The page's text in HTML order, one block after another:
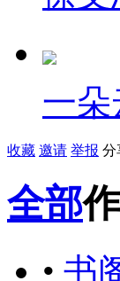
一朵
收藏 邀请 举报 分
全部
• 书